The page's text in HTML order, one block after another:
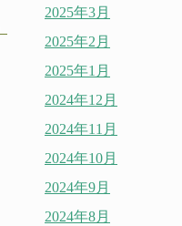
2025年3月
2025年2月
2025年1月
2024年12月
2024年11月
2024年10月
2024年9月
2024年8月